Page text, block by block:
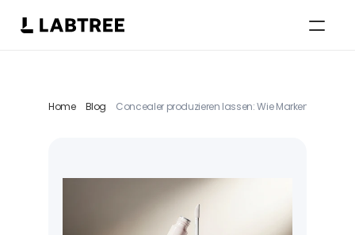
Home Blog Concealer produzieren lassen: Wie Marken